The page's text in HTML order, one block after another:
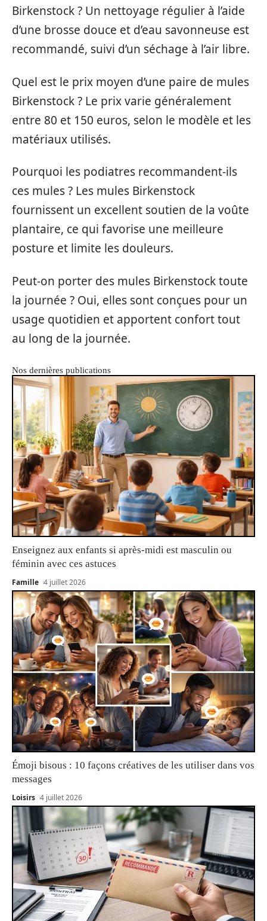
Birkenstock ? Un nettoyage régulier à l’aide
d’une brosse douce et d’eau savonneuse est
recommandé, suivi d’un séchage à l’air libre.
Quel est le prix moyen d’une paire de mules
Birkenstock ? Le prix varie généralement
entre 80 et 150 euros, selon le modèle et les
matériaux utilisés.
Pourquoi les podiatres recommandent-ils
ces mules ? Les mules Birkenstock
fournissent un excellent soutien de la voûte
plantaire, ce qui favorise une meilleure
posture et limite les douleurs.
Peut-on porter des mules Birkenstock toute
la journée ? Oui, elles sont conçues pour un
usage quotidien et apportent confort tout
au long de la journée.
Nos dernières publications
Enseignez aux enfants si après-midi est masculin ou
féminin avec ces astuces
Famille 4 juillet 2026
Émoji bisous : 10 façons créatives de les utiliser dans vos
messages
Loisirs 4 juillet 2026